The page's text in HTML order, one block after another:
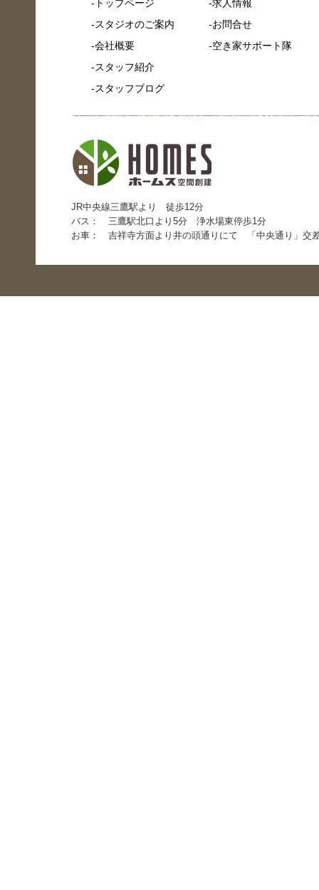
トップページ
スタジオのご案内
会社概要
スタッフ紹介
スタッフブログ
求人情報
お問合せ
空き家サポート隊
JR中央線三鷹駅より 徒歩12分
バス： 三鷹駅北口より5分 浄水場東停歩1分
お車： 吉祥寺方面より井の頭通りにて 「中央通り」交